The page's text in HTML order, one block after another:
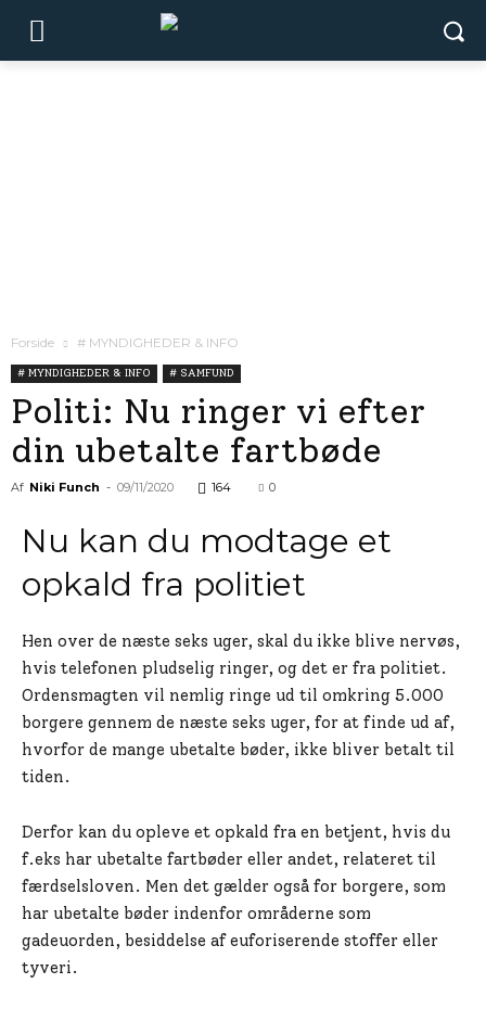
Forside # MYNDIGHEDER & INFO
# MYNDIGHEDER & INFO # SAMFUND
Politi: Nu ringer vi efter
din ubetalte fartbøde
Af Niki Funch - 09/11/2020 164 0
Nu kan du modtage et
opkald fra politiet
Hen over de næste seks uger, skal du ikke blive nervøs,
hvis telefonen pludselig ringer, og det er fra politiet.
Ordensmagten vil nemlig ringe ud til omkring 5.000
borgere gennem de næste seks uger, for at finde ud af,
hvorfor de mange ubetalte bøder, ikke bliver betalt til
tiden.
Derfor kan du opleve et opkald fra en betjent, hvis du
f.eks har ubetalte fartbøder eller andet, relateret til
færdselsloven. Men det gælder også for borgere, som
har ubetalte bøder indenfor områderne som
gadeuorden, besiddelse af euforiserende stoffer eller
tyveri.